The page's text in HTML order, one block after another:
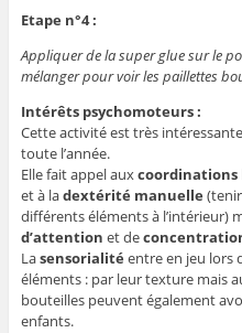
Etape n°4 :
Appliquer de la super glue sur le
mélanger pour voir les paillettes
Intérêts psychomoteurs :
Cette activité est très
toute l’année.
Elle fait appel auxcoordinations
et à ladextérité manuelle
différents éléments à l’intérieur)
d’attention et de
Lasensorialité entre en jeu lors
éléments : par leur texture mais
bouteilles peuvent également
enfants.